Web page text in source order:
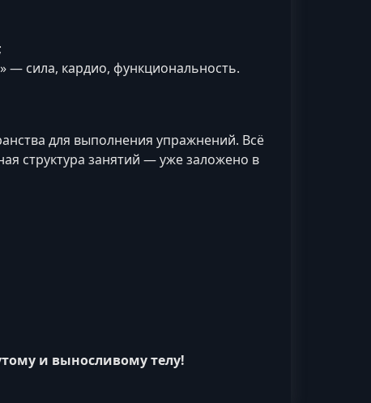
— сила, кардио, функциональность.
для выполнения упражнений. Всё
структура занятий — уже заложено в
и выносливому телу!